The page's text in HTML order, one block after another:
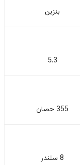
بنزين
5.3
355 حصان
8 سلندر